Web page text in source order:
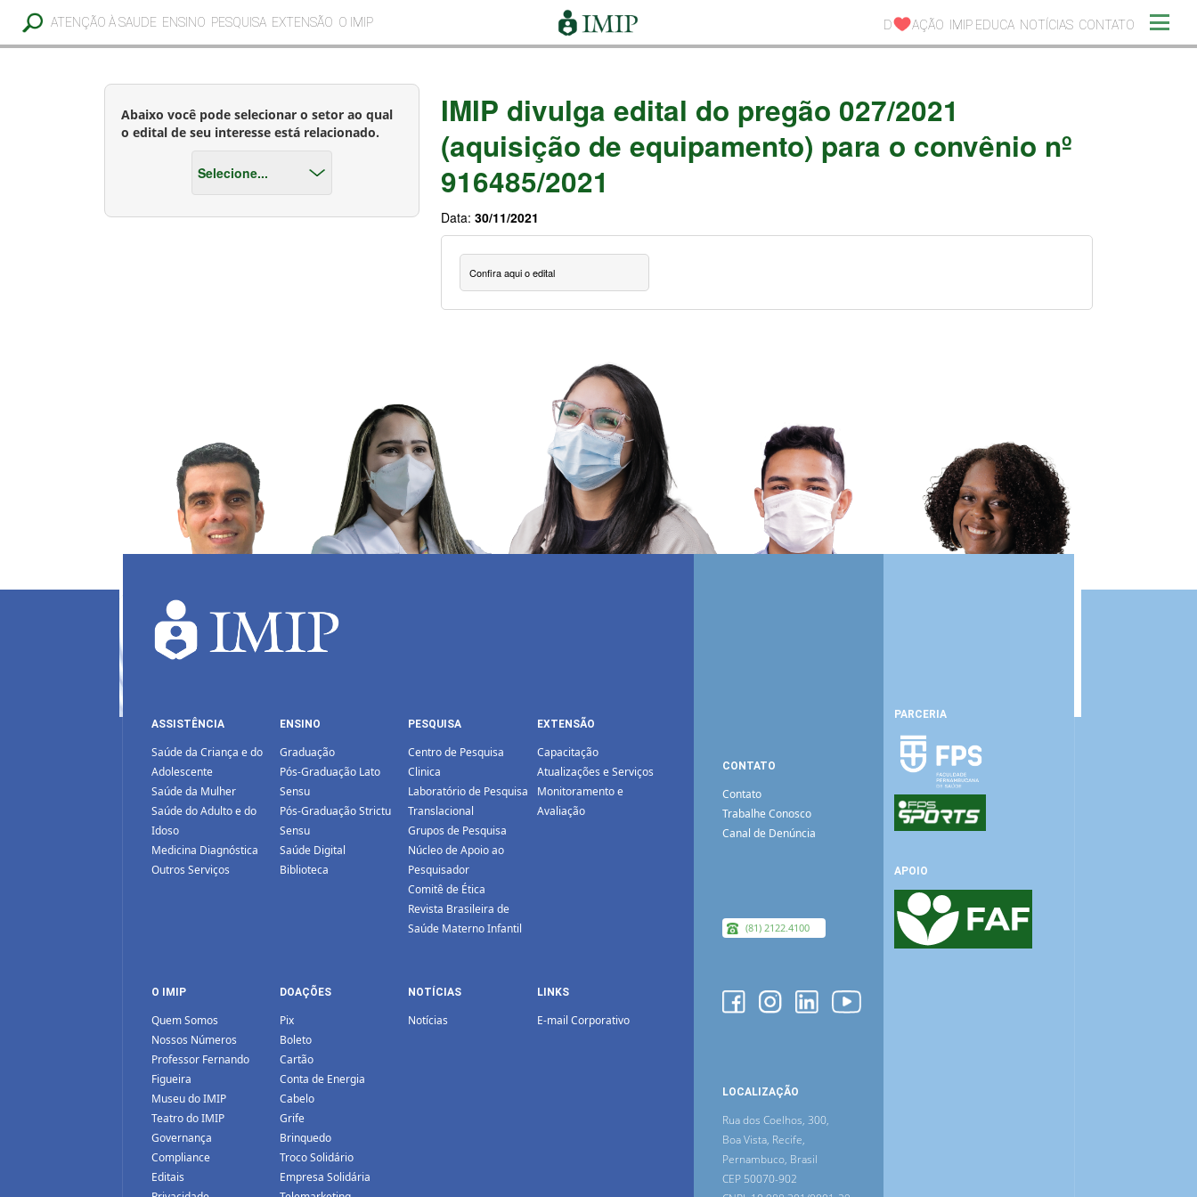
ATENÇÃO À SAUDE ENSINO PESQUISA EXTENSÃO O IMIP D AÇÃO IMIP EDUCA NOTÍCIAS CONTATO
Abaixo você pode selecionar o setor ao qual
o edital de seu interesse está relacionado.
IMIP divulga edital do pregão 027/2021
(aquisição de equipamento) para o convênio nº
916485/2021
Data: 30/11/2021
Confira aqui o edital
ASSISTÊNCIA
Saúde da Criança e do
Adolescente
Saúde da Mulher
Saúde do Adulto e do
Idoso
Medicina Diagnóstica
Outros Serviços
ENSINO
Graduação
Pós-Graduação Lato
Sensu
Pós-Graduação Strictu
Sensu
Saúde Digital
Biblioteca
PESQUISA
Centro de Pesquisa
Clinica
Laboratório de Pesquisa
Translacional
Grupos de Pesquisa
Núcleo de Apoio ao
Pesquisador
Comitê de Ética
Revista Brasileira de
Saúde Materno Infantil
EXTENSÃO
Capacitação
Atualizações e Serviços
Monitoramento e
Avaliação
O IMIP
Quem Somos
Nossos Números
Professor Fernando
Figueira
Museu do IMIP
Teatro do IMIP
Governança
Compliance
Editais
DOAÇÕES
Pix
Boleto
Cartão
Conta de Energia
Cabelo
Grife
Brinquedo
Troco Solidário
Empresa Solidária
NOTÍCIAS
Notícias
LINKS
E-mail Corporativo
CONTATO
Contato
Trabalhe Conosco
Canal de Denúncia
(81) 2122.4100
LOCALIZAÇÃO
Rua dos Coelhos, 300,
Boa Vista, Recife,
Pernambuco, Brasil
CEP 50070-902
PARCERIA
APOIO